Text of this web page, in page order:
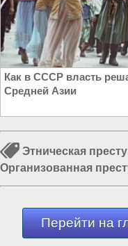
Как в СССР власть
Средней Азии
Этническая
Организованная
России|Россия и
Перейти на